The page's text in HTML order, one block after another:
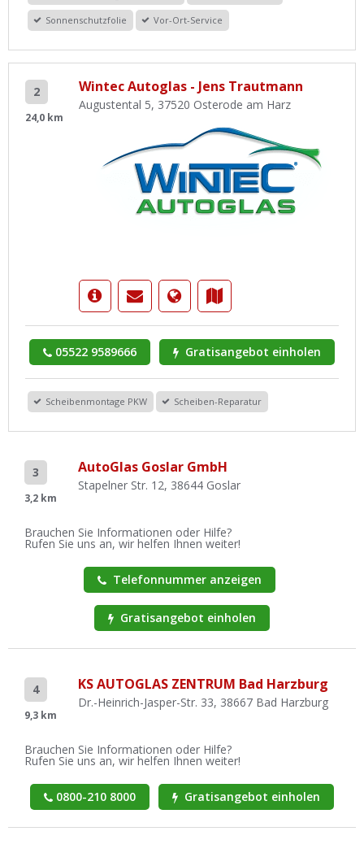
Sonnenschutzfolie Vor-Ort-Service
2
24,0 km
Wintec Autoglas - Jens Trautmann
Augustental 5, 37520 Osterode am Harz
05522 9589666 Gratisangebot einholen
Scheibenmontage PKW Scheiben-Reparatur
3
3,2 km
AutoGlas Goslar GmbH
Stapelner Str. 12, 38644 Goslar
Brauchen Sie Informationen oder Hilfe?
Rufen Sie uns an, wir helfen Ihnen weiter!
Telefonnummer anzeigen
Gratisangebot einholen
4
9,3 km
KS AUTOGLAS ZENTRUM Bad Harzburg
Dr.-Heinrich-Jasper-Str. 33, 38667 Bad Harzburg
Brauchen Sie Informationen oder Hilfe?
Rufen Sie uns an, wir helfen Ihnen weiter!
0800-210 8000 Gratisangebot einholen